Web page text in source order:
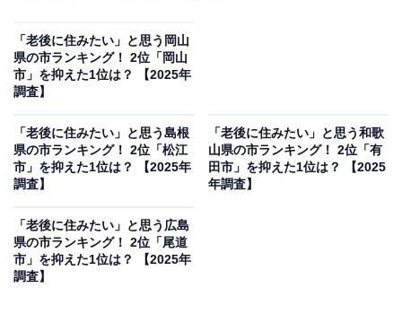
います。比較的治安が良いことや、生活に必要な施設が
揃っている点も人気の理由でしょう。
機能がほどよく共存していて、教育環境や治安も良く、
静かな住宅街が広がっていて、老後の穏やかな暮らしに
ぴったりだから」（50代男性／広島県）、「自然環境が
スの少ない老後生活が送れる」（50代男性／東京都）、
「閑静な住宅街と自然の豊かさが高く評価されていま
す」（60代男性／香川県）といった声が集まりました。
「老後に住みたい」と思う岡山
県の市ランキング！ 2位「岡山
市」を抑えた1位は？ 【2025年
調査】
「老後に住みたい」と思う島根
県の市ランキング！ 2位「松江
市」を抑えた1位は？ 【2025年
調査】
「老後に住みたい」と思う和歌
山県の市ランキング！ 2位「有
田市」を抑えた1位は？ 【2025
年調査】
「老後に住みたい」と思う広島
県の市ランキング！ 2位「尾道
市」を抑えた1位は？ 【2025年
調査】